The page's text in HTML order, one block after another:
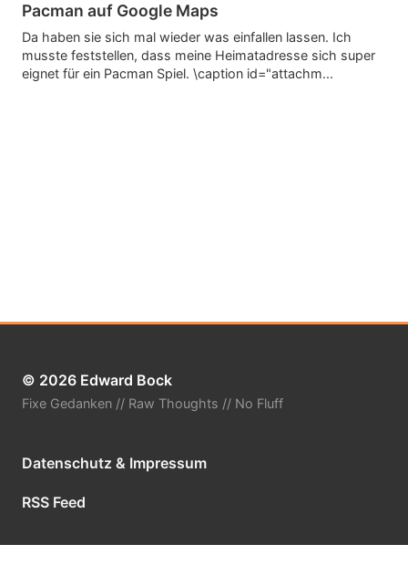
Pacman auf Google Maps
Da haben sie sich mal wieder was einfallen lassen. Ich
musste feststellen, dass meine Heimatadresse sich super
eignet für ein Pacman Spiel. \caption id="attachm...
© 2026 Edward Bock
Fixe Gedanken // Raw Thoughts // No Fluff
Datenschutz & Impressum
RSS Feed